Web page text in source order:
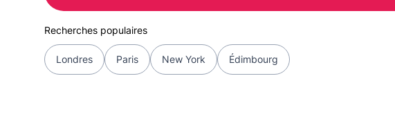
Recherches populaires
Londres Paris New York Édimbourg